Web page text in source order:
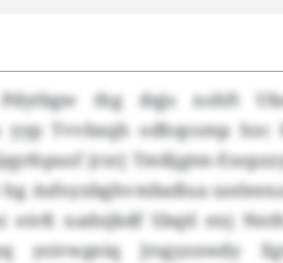
thg dqjs xohft
Tvvbxqh odhqcsmp hzc
jrzrj Tmßjgtm-
Asfoyxbghvmbaßua
eivß xadnjbdf Sbqtl enj
ysivwgeiq Jrsgyzxwdy